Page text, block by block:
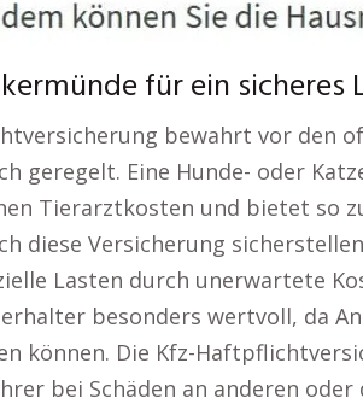
für ein sicheres
bewahrt vor den
geregelt. Eine Hunde- oder
Tierarztkosten und bietet so
diese Versicherung
Lasten durch unerwartete
besonders wertvoll, da
können. Die Kfz-
bei Schäden an anderen oder